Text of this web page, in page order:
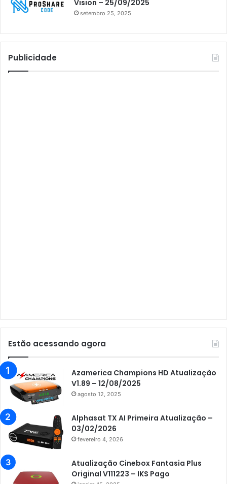
Athomics S3
Athomics T3
Atto
AttoNet
Audisat K10 Urus
Audisat K30 Aventador
Azamerica
Azamerica Beats
Azamerica Champions
Azamerica Champions IPTV
Azamerica Extremo IPTV
Azamerica F92 Plus
Vision – 25/09/2025
setembro 25, 2025
Publicidade
Estão acessando agora
Azamerica Champions HD Atualização
V1.89 – 12/08/2025
agosto 12, 2025
Alphasat TX AI Primeira Atualização –
03/02/2026
fevereiro 4, 2026
Atualização Cinebox Fantasia Plus
Original V111223 – IKS Pago